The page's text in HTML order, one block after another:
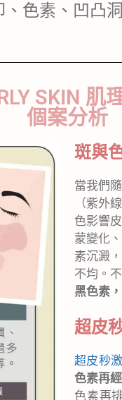
色素、凹凸
SKIN 肌
個案分析
斑與
當我們
（紫外
色影響
蒙變化
素沉澱
不均。
黑色素
超皮
超皮秒
色素再
色素再